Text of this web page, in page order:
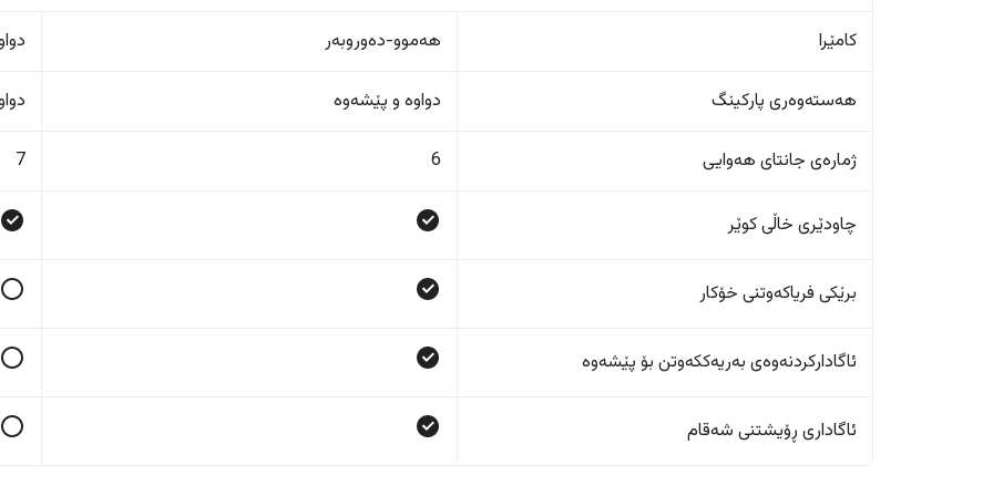
کامێرا هەموو-دەوروبەر
هەستەوەری پارکینگ دواوە و پێشەوە
ژمارەی جانتای هەوایی 6
7
چاودێری خاڵی کوێر
برێکی فریاکەوتنی خۆکار
ئاگادارکردنەوەی بەریەککەوتن بۆ پێشەوە
ئاگاداری ڕۆیشتنی شەقام